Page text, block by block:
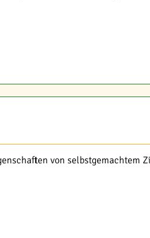
von selbstgemachtem